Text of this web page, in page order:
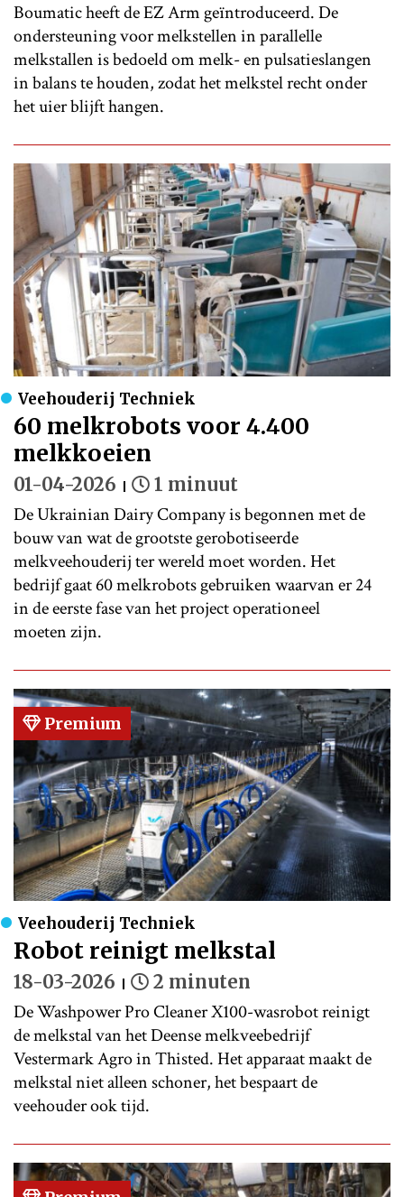
Boumatic heeft de EZ Arm geïntroduceerd. De
ondersteuning voor melkstellen in parallelle
melkstallen is bedoeld om melk- en pulsatieslangen
in balans te houden, zodat het melkstel recht onder
het uier blijft hangen.
Veehouderij Techniek
60 melkrobots voor 4.400
melkkoeien
01-04-2026 1 minuut
De Ukrainian Dairy Company is begonnen met de
bouw van wat de grootste gerobotiseerde
melkveehouderij ter wereld moet worden. Het
bedrijf gaat 60 melkrobots gebruiken waarvan er 24
in de eerste fase van het project operationeel
moeten zijn.
Premium
Veehouderij Techniek
Robot reinigt melkstal
18-03-2026 2 minuten
De Washpower Pro Cleaner X100-wasrobot reinigt
de melkstal van het Deense melkveebedrijf
Vestermark Agro in Thisted. Het apparaat maakt de
melkstal niet alleen schoner, het bespaart de
veehouder ook tijd.